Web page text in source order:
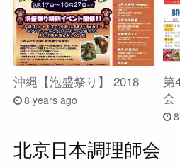
沖縄【泡盛祭り】 2018
8 years ago
第
会
北京日本調理師会